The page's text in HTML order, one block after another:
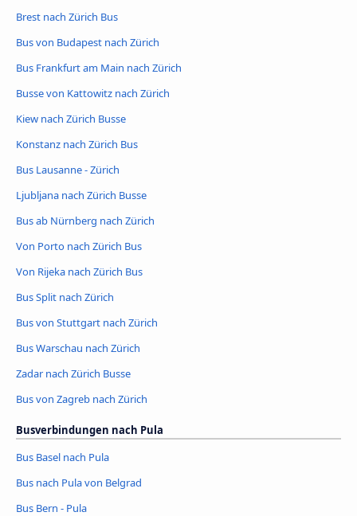
Brest nach Zürich Bus
Bus von Budapest nach Zürich
Bus Frankfurt am Main nach Zürich
Busse von Kattowitz nach Zürich
Kiew nach Zürich Busse
Konstanz nach Zürich Bus
Bus Lausanne - Zürich
Ljubljana nach Zürich Busse
Bus ab Nürnberg nach Zürich
Von Porto nach Zürich Bus
Von Rijeka nach Zürich Bus
Bus Split nach Zürich
Bus von Stuttgart nach Zürich
Bus Warschau nach Zürich
Zadar nach Zürich Busse
Bus von Zagreb nach Zürich
Busverbindungen nach Pula
Bus Basel nach Pula
Bus nach Pula von Belgrad
Bus Bern - Pula